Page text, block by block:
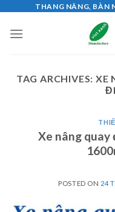
content
THANG NÂNG, BÀN
TAG ARCHIVES:XE
Xe nâng quay
POSTED ON 24